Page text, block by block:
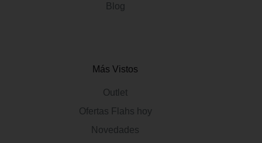
Blog
Más Vistos
Outlet
Ofertas Flahs hoy
Novedades